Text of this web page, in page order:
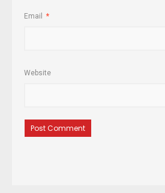
Email *
Website